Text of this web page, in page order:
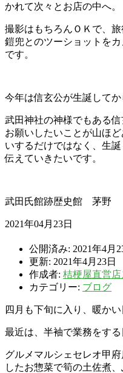
かれて次々とお店の中へ。
撮影はもちろんＯＫで、
鎧兜とのツーショットを
です。
今年は信玄公が生誕してか
武田神社の神様でもある
お願いしたいことが山ほ
いするだけではなく、生
伝えていきたいです。
武田氏館跡歴史館 茅野
2021年04月23日
公開済み: 2021年4月
更新: 2021年4月23日
作成者: 桔梗屋直営店
カテゴリー: ブログ
四月も下旬に入り、暖かい
最近は、半袖で業務をす
グルメマルシェセレオ甲
したお惣菜で筍の土佐煮